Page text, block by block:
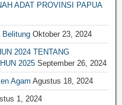
ADAT PROVINSI PAPUA
Belitung Oktober 23, 2024
2024 TENTANG
2025 September 26, 2024
Agam Agustus 18, 2024
1, 2024